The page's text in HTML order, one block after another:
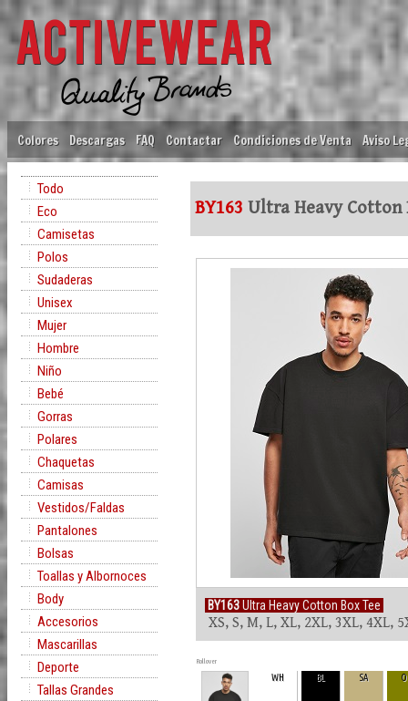
Colores Descargas FAQ Contactar Condiciones de Venta Aviso
Todo
Eco
Camisetas
Polos
Sudaderas
Unisex
Mujer
Hombre
Niño
Bebé
Gorras
Polares
Chaquetas
Camisas
Vestidos/Faldas
Pantalones
Bolsas
Toallas y Albornoces
Body
Accesorios
Mascarillas
Deporte
Tallas Grandes
BY163 Ultra Heavy Cotton
BY163Ultra Heavy Cotton Box Tee
XS, S, M, L, XL, 2XL, 3XL, 4XL,
Rollover
WH BL SA